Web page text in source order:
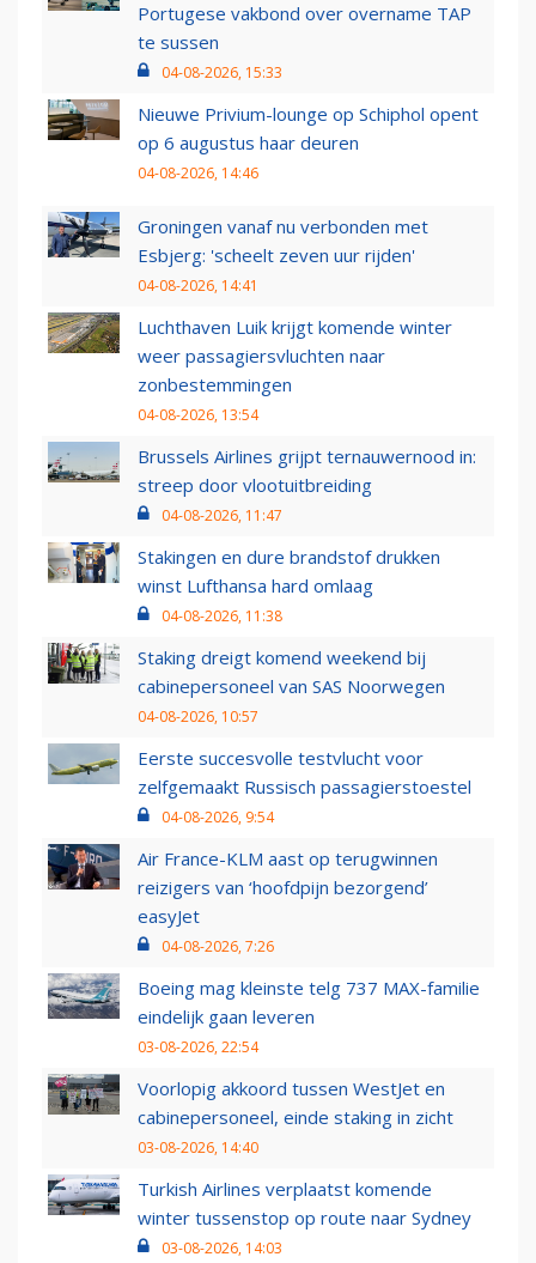
Portugese vakbond over overname TAP
te sussen
04-08-2026, 15:33
Nieuwe Privium-lounge op Schiphol opent
op 6 augustus haar deuren
04-08-2026, 14:46
Groningen vanaf nu verbonden met
Esbjerg: 'scheelt zeven uur rijden'
04-08-2026, 14:41
Luchthaven Luik krijgt komende winter
weer passagiersvluchten naar
zonbestemmingen
04-08-2026, 13:54
Brussels Airlines grijpt ternauwernood in:
streep door vlootuitbreiding
04-08-2026, 11:47
Stakingen en dure brandstof drukken
winst Lufthansa hard omlaag
04-08-2026, 11:38
Staking dreigt komend weekend bij
cabinepersoneel van SAS Noorwegen
04-08-2026, 10:57
Eerste succesvolle testvlucht voor
zelfgemaakt Russisch passagierstoestel
04-08-2026, 9:54
Air France-KLM aast op terugwinnen
reizigers van ‘hoofdpijn bezorgend’
easyJet
04-08-2026, 7:26
Boeing mag kleinste telg 737 MAX-familie
eindelijk gaan leveren
03-08-2026, 22:54
Voorlopig akkoord tussen WestJet en
cabinepersoneel, einde staking in zicht
03-08-2026, 14:40
Turkish Airlines verplaatst komende
winter tussenstop op route naar Sydney
03-08-2026, 14:03